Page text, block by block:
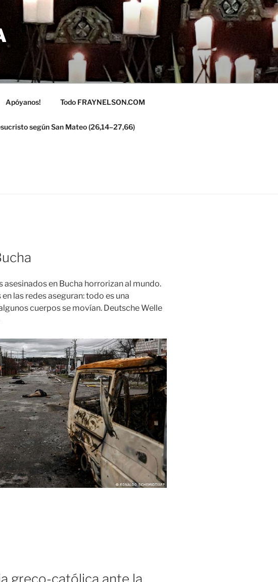
Apóyanos! Todo FRAYNELSON.COM
según San Mateo (26,14–27,66)
asesinados en Bucha horrorizan al mundo.
las redes aseguran: todo es una
cuerpos se movían. Deutsche Welle
greco-católica ante la